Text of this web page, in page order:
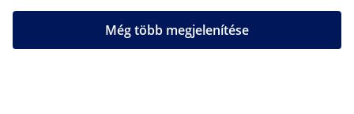
Még több megjelenítése